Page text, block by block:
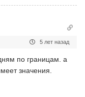
5 лет назад
по границам. а
значения.